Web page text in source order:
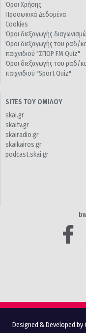
Όροι Χρήσης
Προσωπικά Δεδομένα
Cookies
Όροι διεξαγωγής
Όροι διεξαγωγής του ραδ/
παιχνιδιού "ΣΠΟΡ FM Quiz"
Όροι διεξαγωγής του ραδ/
παιχνιδιού "Sport Quiz"
SITES ΤΟΥ ΟΜΙΛΟΥ
skai.gr
skaitv.gr
skairadio.gr
skaikairos.gr
podcast.skai.gr
Designed & Developed by